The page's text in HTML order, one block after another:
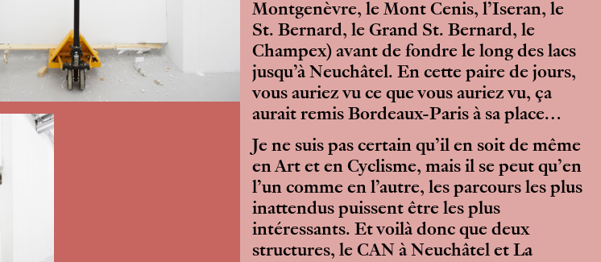
Montgenèvre, le Mont Cenis, l’Iseran, le
St. Bernard, le Grand St. Bernard, le
Champex) avant de fondre le long des lacs
jusqu’à Neuchâtel. En cette paire de jours,
vous auriez vu ce que vous auriez vu, ça
aurait remis Bordeaux-Paris à sa place…
Je ne suis pas certain qu’il en soit de même
en Art et en Cyclisme, mais il se peut qu’en
l’un comme en l’autre, les parcours les plus
inattendus puissent être les plus
intéressants. Et voilà donc que deux
structures, le CAN à Neuchâtel et La